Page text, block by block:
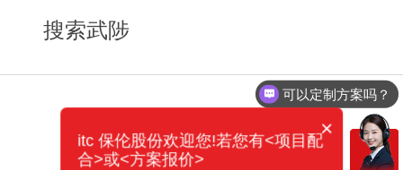
搜索武陟
可以定制方案吗？
×
itc 保伦股份欢迎您!若您有<项目配
合>或<方案报价>